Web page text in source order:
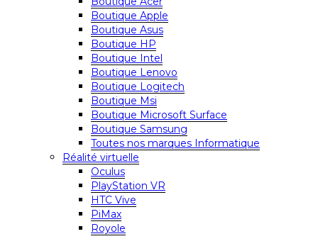
Boutique Apple
Boutique Asus
Boutique HP
Boutique Intel
Boutique Lenovo
Boutique Logitech
Boutique Msi
Boutique Microsoft Surface
Boutique Samsung
Toutes nos marques Informatique
Réalité virtuelle
Oculus
PlayStation VR
HTC Vive
PiMax
Royole